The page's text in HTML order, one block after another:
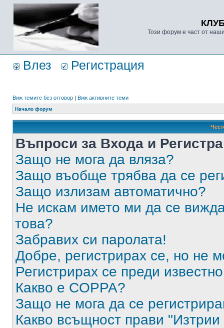
Този форум е част от
Влез Регистрация
Виж темите без отговор | Виж активните теми
Начало форум
Въпроси за Входа и
Защо не мога да вляза?
Защо въобще трябва да се
Защо излизам автоматично?
Не искам името ми да се
това?
Забравих си паролата!
Добре, регистрирах се, но не
Регистрирах се преди
Какво е COPPA?
Защо не мога да се
Какво всъщност прави "Изтрии